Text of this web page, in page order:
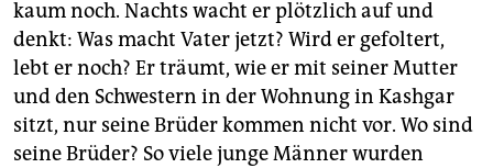
kaum noch. Nachts wacht er plötzlich auf und
denkt: Was macht Vater jetzt? Wird er gefoltert,
lebt er noch? Er träumt, wie er mit seiner Mutter
und den Schwestern in der Wohnung in Kashgar
sitzt, nur seine Brüder kommen nicht vor. Wo sind
seine Brüder? So viele junge Männer wurden